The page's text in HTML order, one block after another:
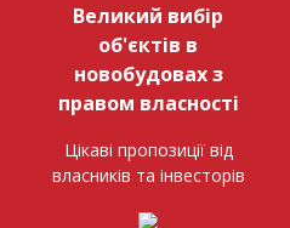
Великий вибір
об'єктів в
новобудовах з
правом власності
Цікаві пропозиції від
власників та інвесторів